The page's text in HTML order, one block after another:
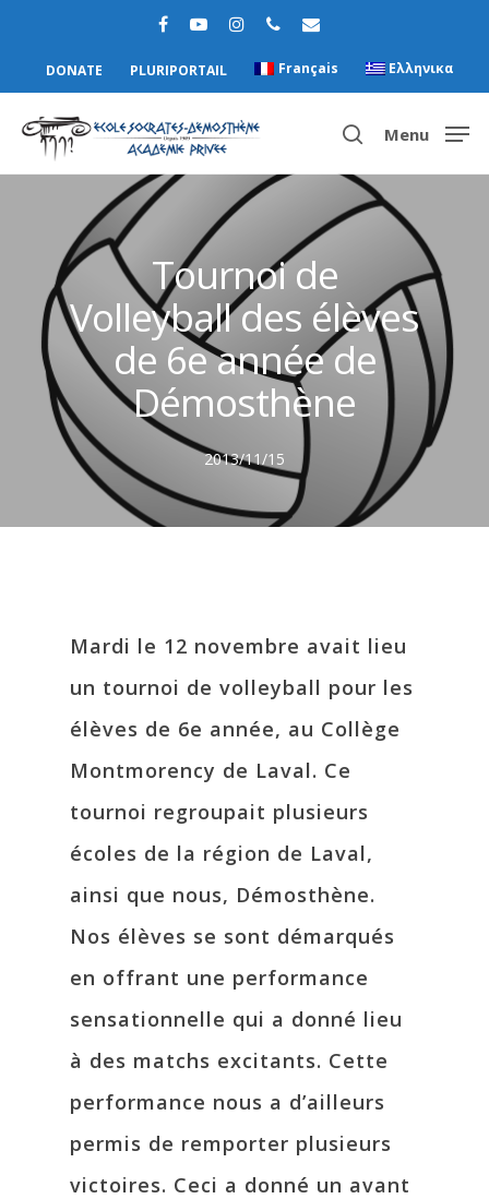
DONATE PLURIPORTAIL Français Ελληνικα
Hit enter to search or ESC to close
Menu
Tournoi de
Volleyball des élèves
de 6e année de
Démosthène
2013/11/15
Mardi le 12 novembre avait lieu
un tournoi de volleyball pour les
élèves de 6e année, au Collège
Montmorency de Laval. Ce
tournoi regroupait plusieurs
écoles de la région de Laval,
ainsi que nous, Démosthène.
Nos élèves se sont démarqués
en offrant une performance
sensationnelle qui a donné lieu
à des matchs excitants. Cette
performance nous a d’ailleurs
permis de remporter plusieurs
victoires. Ceci a donné un avant